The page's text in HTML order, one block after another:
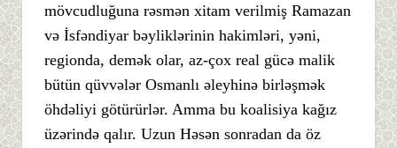
mövcudluğuna rəsmən xitam verilmiş Ramazan
və İsfəndiyar bəyliklərinin hakimləri, yəni,
regionda, demək olar, az-çox real gücə malik
bütün qüvvələr Osmanlı əleyhinə birləşmək
öhdəliyi götürürlər. Amma bu koalisiya kağız
üzərində qalır. Uzun Həsən sonradan da öz